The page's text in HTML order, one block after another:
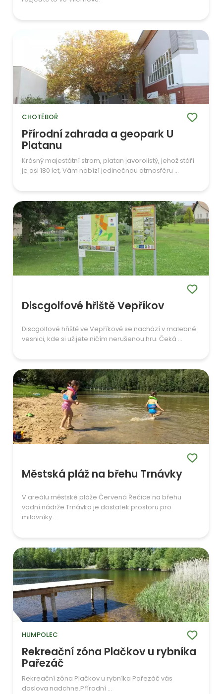
CHOTĚBOŘ
Přírodní zahrada a geopark U
Platanu
Krásný majestátní strom, platan javorolistý, jehož stáří
je asi 180 let, Vám nabízí jedinečnou atmosféru ...
Discgolfové hřiště Vepříkov
Discgolfové hřiště ve Vepříkově se nachází v malebné
vesnici, kde si užijete ničím nerušenou hru. Čeká ...
Městská pláž na břehu Trnávky
V areálu městské pláže Červená Řečice na břehu
vodní nádrže Trnávka je dostatek prostoru pro
milovníky ...
HUMPOLEC
Rekreační zóna Plačkov u rybníka
Pařezáč
Rekreační zóna Plačkov u rybníka Pařezáč vás
doslova nadchne.Přírodní ...